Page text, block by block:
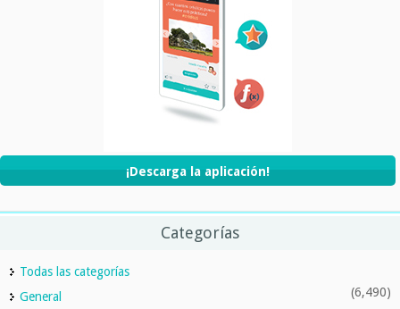
¡Descarga la aplicación!
Categorías
Todas las categorías
General
(6,490)